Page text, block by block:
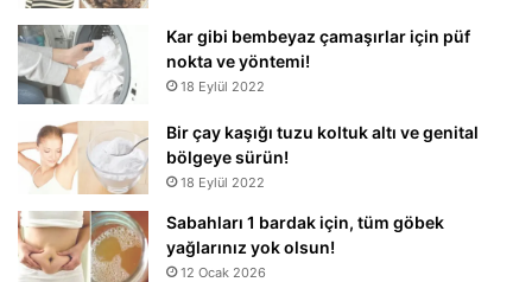
Kar gibi bembeyaz çamaşırlar için püf
nokta ve yöntemi!
18 Eylül 2022
Bir çay kaşığı tuzu koltuk altı ve genital
bölgeye sürün!
18 Eylül 2022
Sabahları 1 bardak için, tüm göbek
yağlarınız yok olsun!
12 Ocak 2026